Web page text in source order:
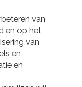
van
en op het
van
en
en